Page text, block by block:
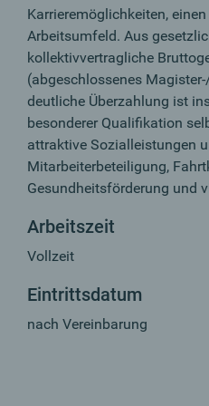
Karrieremöglichkeiten,
Arbeitsumfeld. Aus
kollektivvertragliche
(abgeschlossenes
deutliche Überzahlung ist
besonderer Qualifikation
attraktive Sozialleistungen
Mitarbeiterbeteiligung,
Gesundheitsförderung und
Arbeitszeit
Vollzeit
Eintrittsdatum
nach Vereinbarung